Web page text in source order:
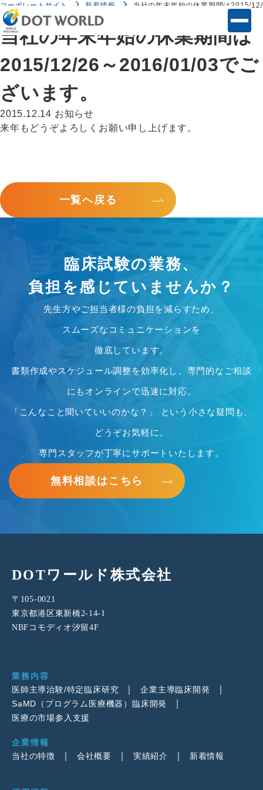
コーポレートサイト 新着情報 当社の年末年始の休業期間は2015/
当社の年末年始の休業期間は
2015/12/26～2016/01/03でご
ざいます。
2015.12.14 お知らせ
来年もどうぞよろしくお願い申し上げます。
一覧へ戻る
臨床試験の業務、
負担を感じていませんか？
先生方やご担当者様の負担を減らすため、
スムーズなコミュニケーションを
徹底しています。
書類作成やスケジュール調整を効率化し、専門的なご相談
にもオンラインで迅速に対応。
「こんなこと聞いていいのかな？」 という小さな疑問も、
どうぞお気軽に。
専門スタッフが丁寧にサポートいたします。
無料相談はこちら
DOTワールド株式会社
〒105-0021
東京都港区東新橋2-14-1
NBFコモディオ汐留4F
業務内容
医師主導治験/特定臨床研究
企業主導臨床開発
SaMD（プログラム医療機器）臨床開発
医療の市場参入支援
企業情報
当社の特徴
会社概要 実績紹介 新着情報